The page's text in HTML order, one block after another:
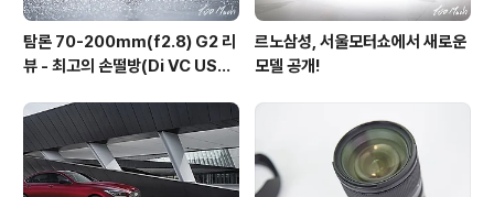
탐론 70-200mm(f2.8) G2 리
뷰 - 최고의 손떨방(Di VC USD
르노삼성, 서울모터쇼에서 새로운
모델 공개!